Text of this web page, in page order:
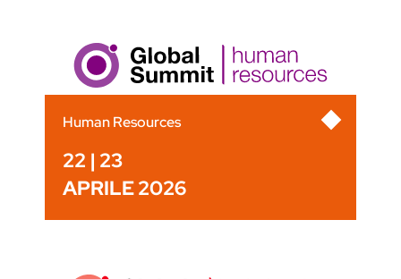
Human Resources
22 | 23
APRILE 2026